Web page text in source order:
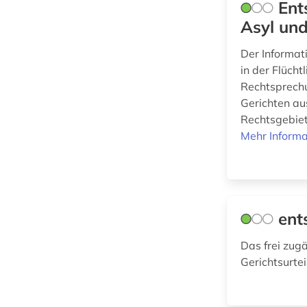
Asyl
Der
in der
Gerichten
Mehr
Das frei